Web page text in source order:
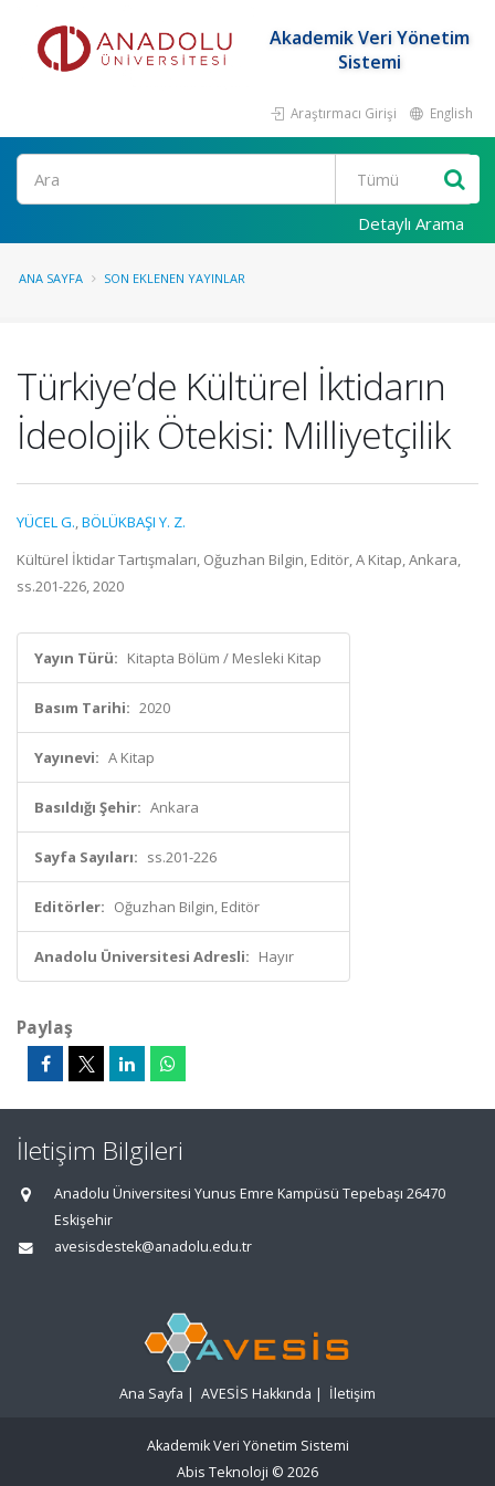
Akademik Veri Yönetim
Sistemi
Araştırmacı Girişi English
Ara
Detaylı Arama
ANA SAYFA SON EKLENEN YAYINLAR
Türkiye’de Kültürel İktidarın
İdeolojik Ötekisi: Milliyetçilik
YÜCEL G.,BÖLÜKBAŞI Y. Z.
Kültürel İktidar Tartışmaları, Oğuzhan Bilgin, Editör, A Kitap, Ankara,
ss.201-226, 2020
Yayın Türü: Kitapta Bölüm / Mesleki Kitap
Basım Tarihi: 2020
Yayınevi: A Kitap
Basıldığı Şehir: Ankara
Sayfa Sayıları: ss.201-226
Editörler: Oğuzhan Bilgin, Editör
Anadolu Üniversitesi Adresli: Hayır
Paylaş
İletişim Bilgileri
Anadolu Üniversitesi Yunus Emre Kampüsü Tepebaşı 26470
Eskişehir
avesisdestek@anadolu.edu.tr
Ana Sayfa | AVESİS Hakkında | İletişim
Akademik Veri Yönetim Sistemi
Abis Teknoloji © 2026